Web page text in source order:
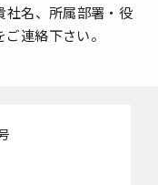
社名、所属部署・役
連絡下さい。